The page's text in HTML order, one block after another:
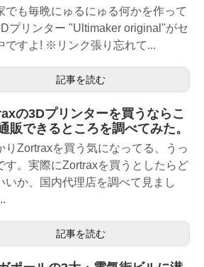
でも毎晩にゅるにゅる何かを作って
プリンター "Ultimaker original"がセ
ですよ! ※リンク張り忘れて...
記事を読む
の3Dプリンターを買うならこ
販できるところを調べてみた。
りZortraxを買う気になってる、うっ
す。実際にZortraxを買うとしたらど
いか、国内代理店を調べて見まし
記事を読む